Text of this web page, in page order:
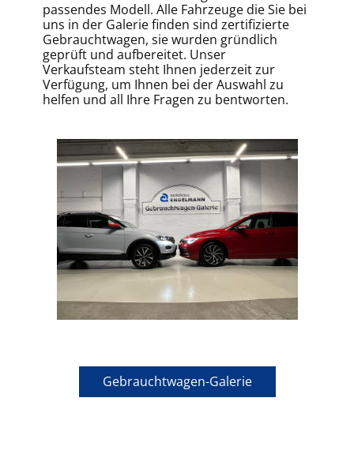
passendes Modell. Alle Fahrzeuge die Sie bei
uns in der Galerie finden sind zertifizierte
Gebrauchtwagen, sie wurden gründlich
geprüft und aufbereitet. Unser
Verkaufsteam steht Ihnen jederzeit zur
Verfügung, um Ihnen bei der Auswahl zu
helfen und all Ihre Fragen zu bentworten.
Gebrauchtwagen-Galerie